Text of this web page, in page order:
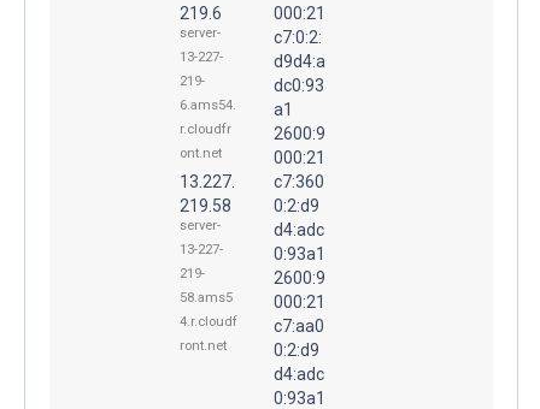
219.6
server-
13-227-
219-
6.ams54.
r.cloudfr
ont.net
13.227.
219.58
server-
13-227-
219-
58.ams5
4.r.cloudf
ront.net
000:21
c7:0:2:
d9d4:a
dc0:93
a1
2600:9
000:21
c7:360
0:2:d9
d4:adc
0:93a1
2600:9
000:21
c7:aa0
0:2:d9
d4:adc
0:93a1